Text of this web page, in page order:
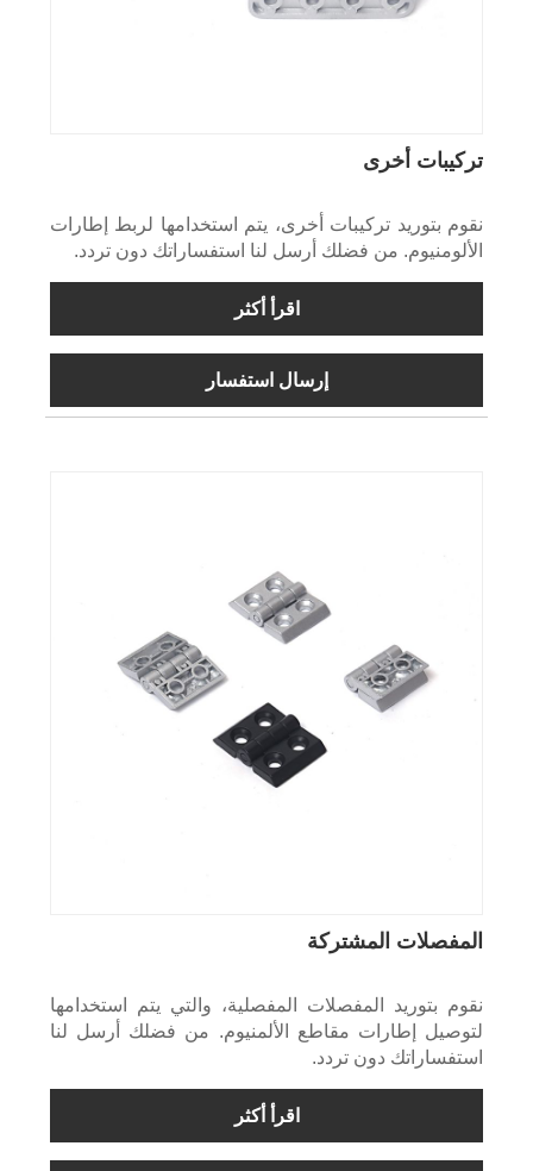
تركيبات أخرى
نقوم بتوريد تركيبات أخرى، يتم استخدامها لربط إطارات
الألومنيوم. من فضلك أرسل لنا استفساراتك دون تردد.
اقرأ أكثر
إرسال استفسار
المفصلات المشتركة
نقوم بتوريد المفصلات المفصلية، والتي يتم استخدامها
لتوصيل إطارات مقاطع الألمنيوم. من فضلك أرسل لنا
استفساراتك دون تردد.
اقرأ أكثر